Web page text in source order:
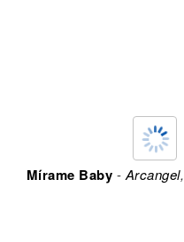
Mírame Baby - Arcangel,